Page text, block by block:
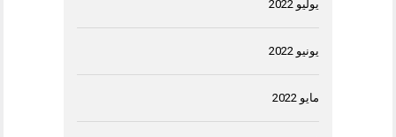
يوليو 2022
يونيو 2022
مايو 2022